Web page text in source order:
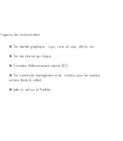
L'agence de communication
🎯 Ton identité graphique :Logo, carte de visite, affiche, etc.
🎯 Ton site internet qui claque
🎯 Formation Référencement naturel SEO
🎯 Ton community management et du contenu pour les réseaux
sociaux (texte & vidéo)
🎯 Jette un œil sur le Portfolio